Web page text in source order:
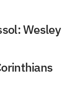
Wesley